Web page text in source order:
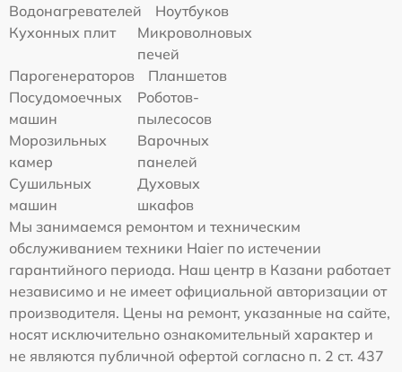
Водонагревателей
Ноутбуков
Кухонных плит
Микроволновых
печей
Парогенераторов
Планшетов
Посудомоечных
машин
Роботов-
пылесосов
Морозильных
камер
Варочных
панелей
Сушильных
машин
Духовых
шкафов
Мы занимаемся ремонтом и техническим
обслуживанием техники Haier по истечении
гарантийного периода. Наш центр в Казани работает
независимо и не имеет официальной авторизации от
производителя. Цены на ремонт, указанные на сайте,
носят исключительно ознакомительный характер и
не являются публичной офертой согласно п. 2 ст. 437